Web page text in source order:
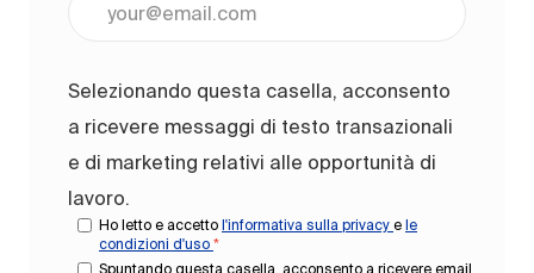
Selezionando questa casella, acconsento
a ricevere messaggi di testo transazionali
e di marketing relativi alle opportunità di
lavoro.
Ho letto e accetto l'informativa sulla privacy e le
condizioni d'uso *
Spuntando questa casella, acconsento a ricevere email